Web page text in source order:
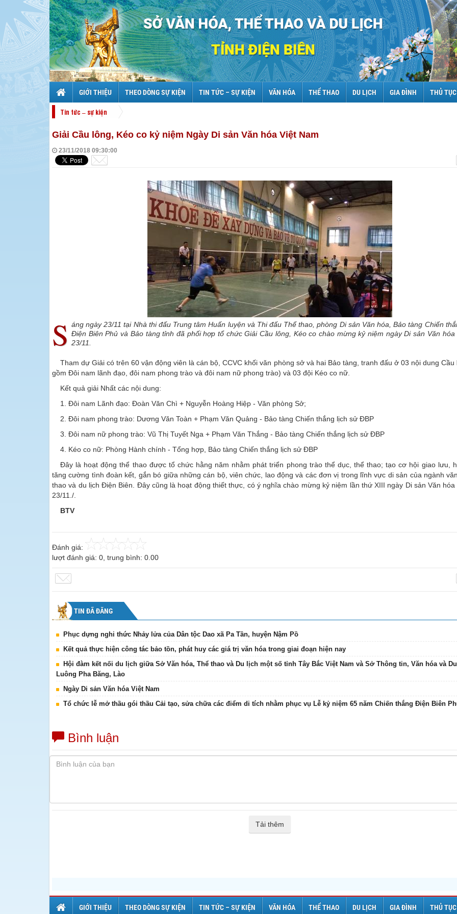
GIỚI THIỆU THEO DÒNG SỰ KIỆN TIN TỨC – SỰ KIỆN VĂN HÓA THỂ THAO DU LỊCH GIA ĐÌNH THỦ
Tin tức – sự kiện
Giải Cầu lông, Kéo co kỷ niệm Ngày Di sản Văn hóa Việt Nam
23/11/2018 09:30:00
S áng ngày 23/11 tại Nhà thi đấu Trung tâm Huấn luyện và Thi đấu Thể thao, phòng Di sản Văn hóa, Bảo tàng Chiến
Điện Biên Phủ và Bảo tàng tỉnh đã phối hợp tổ chức Giải Cầu lông, Kéo co chào mừng kỷ niệm ngày Di sản Văn hóa
23/11.
Tham dự Giải có trên 60 vận động viên là cán bộ, CCVC khối văn phòng sở và hai Bảo tàng, tranh đấu ở 03 nội dung Cầu
gồm Đôi nam lãnh đạo, đôi nam phong trào và đôi nam nữ phong trào) và 03 đội Kéo co nữ.
Kết quả giải Nhất các nội dung:
1. Đôi nam Lãnh đạo: Đoàn Văn Chì + Nguyễn Hoàng Hiệp - Văn phòng Sở;
2. Đôi nam phong trào: Dương Văn Toàn + Phạm Văn Quảng - Bảo tàng Chiến thắng lịch sử ĐBP
3. Đôi nam nữ phong trào: Vũ Thị Tuyết Nga + Phạm Văn Thắng - Bảo tàng Chiến thắng lịch sử ĐBP
4. Kéo co nữ: Phòng Hành chính - Tổng hợp, Bảo tàng Chiến thắng lịch sử ĐBP
Đây là hoạt động thể thao được tổ chức hằng năm nhằm phát triển phong trào thể dục, thể thao; tạo cơ hội giao lưu,
tăng cường tình đoàn kết, gắn bó giữa những cán bộ, viên chức, lao động và các đơn vị trong lĩnh vực di sản của ngành
thao và du lịch Điện Biên. Đây cũng là hoạt động thiết thực, có ý nghĩa chào mừng kỷ niệm lần thứ XIII ngày Di sản Văn hóa
23/11./.
BTV
Đánh giá:
lượt đánh giá: 0 , trung bình: 0.00
TIN ĐÃ ĐĂNG
Phục dựng nghi thức Nhảy lửa của Dân tộc Dao xã Pa Tần, huyện Nậm Pồ
Kết quả thực hiện công tác bảo tồn, phát huy các giá trị văn hóa trong giai đoạn hiện nay
Hội đàm kết nối du lịch giữa Sở Văn hóa, Thể thao và Du lịch một số tỉnh Tây Bắc Việt Nam và Sở Thông tin, Văn hóa và
Luông Pha Băng, Lào
Ngày Di sản Văn hóa Việt Nam
Tổ chức lễ mở thầu gói thầu Cải tạo, sửa chữa các điểm di tích nhằm phục vụ Lễ kỷ niệm 65 năm Chiến thắng Điện Biên
Bình luận
Tải thêm
GIỚI THIỆU THEO DÒNG SỰ KIỆN TIN TỨC – SỰ KIỆN VĂN HÓA THỂ THAO DU LỊCH GIA ĐÌNH THỦ